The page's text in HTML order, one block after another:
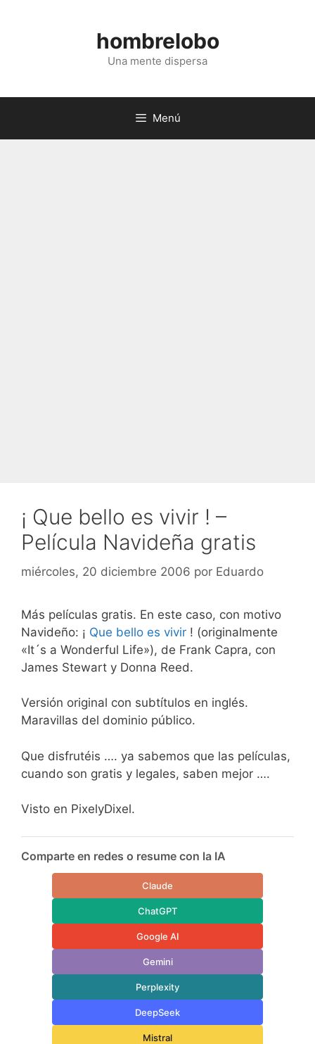
hombrelobo
Una mente dispersa
Menú
¡ Que bello es vivir ! –
Película Navideña gratis
miércoles, 20 diciembre 2006 por Eduardo
Más películas gratis. En este caso, con motivo
Navideño: ¡ Que bello es vivir ! (originalmente
«It´s a Wonderful Life»), de Frank Capra, con
James Stewart y Donna Reed.
Versión original con subtítulos en inglés.
Maravillas del dominio público.
Que disfrutéis …. ya sabemos que las películas,
cuando son gratis y legales, saben mejor ….
Visto en PixelyDixel.
Comparte en redes o resume con la IA
Claude
ChatGPT
Google AI
Gemini
Perplexity
DeepSeek
Mistral